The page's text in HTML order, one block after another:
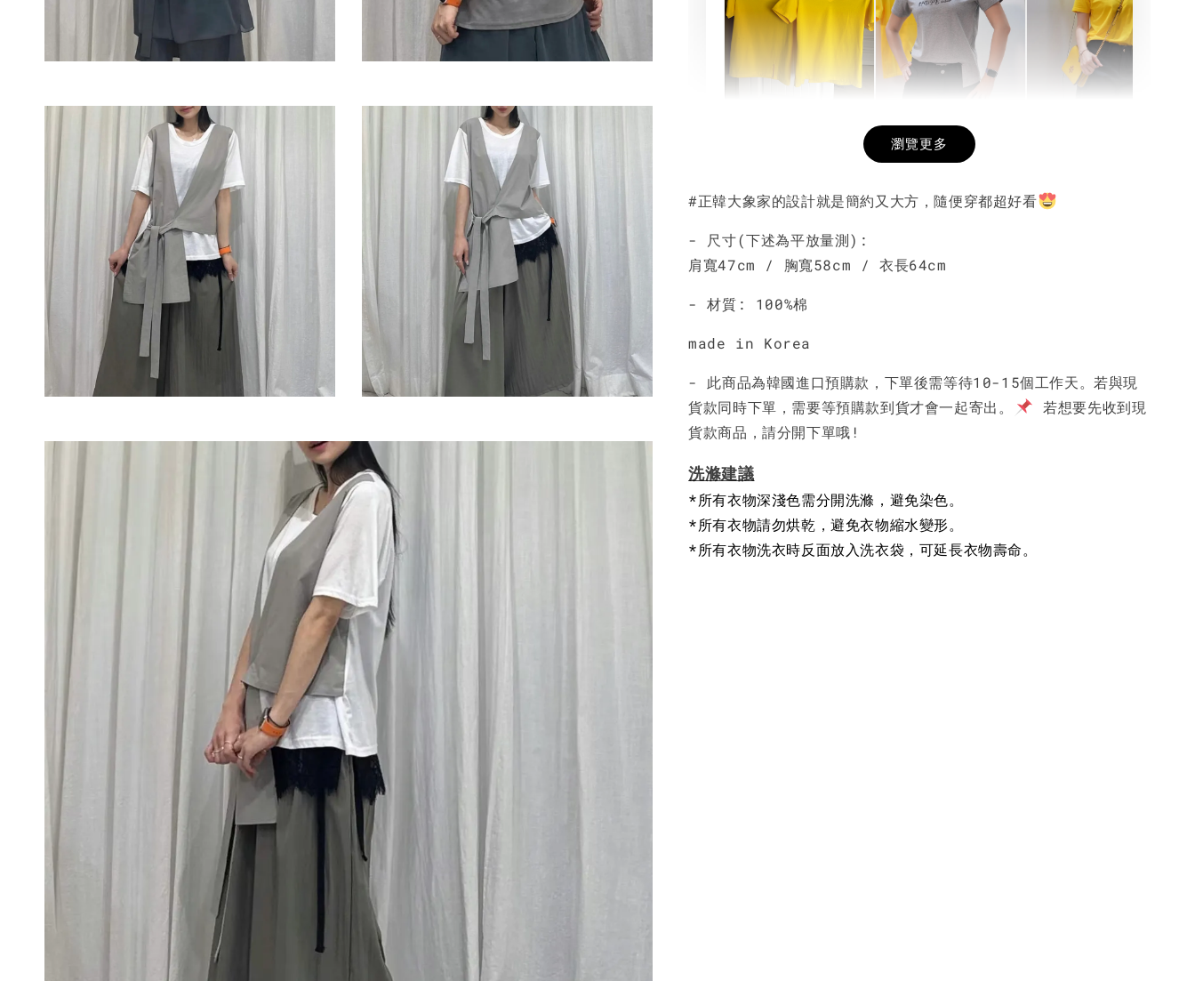
NT$ 190
NT$ 450
- +
希望相隨雙面T
NT$ 190
- +NT$ 190
瀏覽更多
#正韓大象家的設計就是簡約又大方，隨便穿都超好看
- 尺寸(下述為平放量測):
肩寬47cm / 胸寬58cm / 衣長64cm
- 材質: 100%棉
made in Korea
- 此商品為韓國進口預購款，下單後需等待10-15個工作天。若與現
貨款同時下單，需要等預購款到貨才會一起寄出。
若想要先收到現
貨款商品，請分開下單哦!
洗滌建議
*所有衣物深淺色需分開洗滌，避免染色。
*所有衣物請勿烘乾，避免衣物縮水變形。
*所有衣物洗衣時反面放入洗衣袋，可延長衣物壽命。